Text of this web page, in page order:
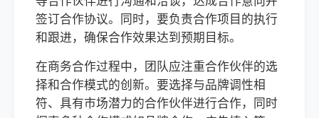
签订合作协议。同时，要负责合作项目的执行
和跟进，确保合作效果达到预期目标。
在商务合作过程中，团队应注重合作伙伴的选
择和合作模式的创新。要选择与品牌调性相
符、具有市场潜力的合作伙伴进行合作，同时